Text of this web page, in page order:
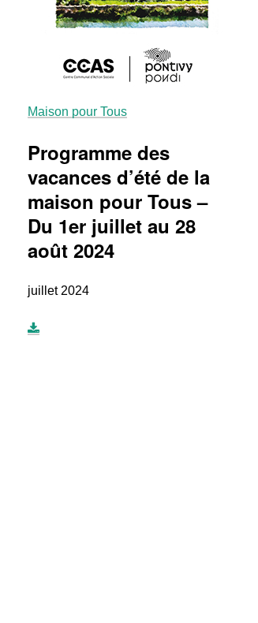
Maison pour Tous
Programme des
vacances d’été de la
maison pour Tous –
Du 1er juillet au 28
août 2024
juillet 2024